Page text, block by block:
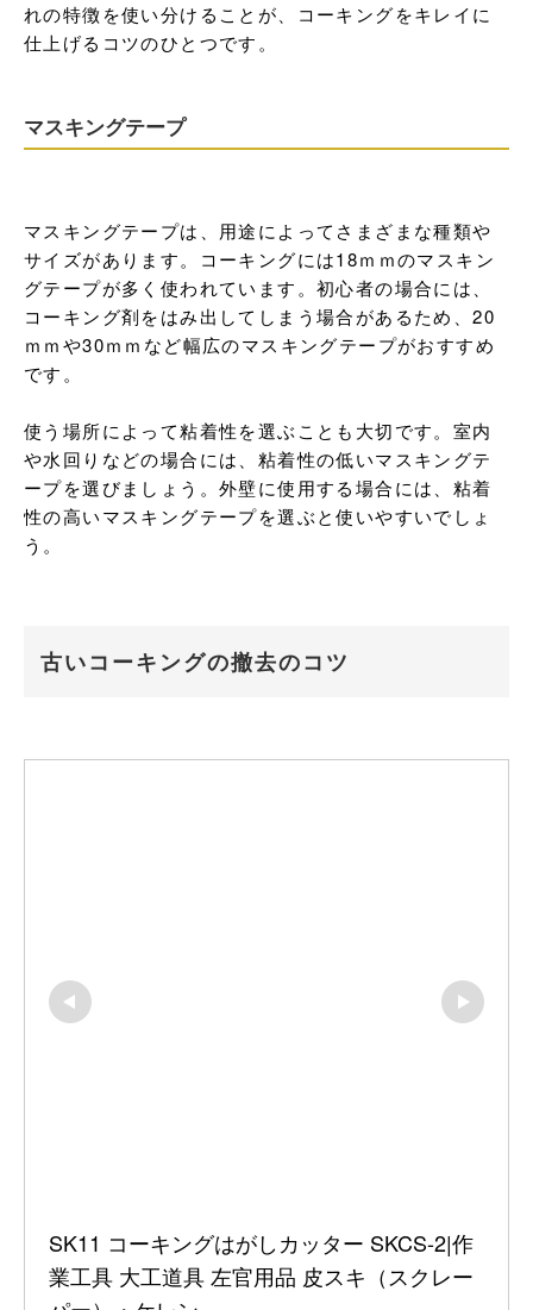
れの特徴を使い分けることが、コーキングをキレイに
仕上げるコツのひとつです。
マスキングテープ
マスキングテープは、用途によってさまざまな種類や
サイズがあります。コーキングには18ｍｍのマスキン
グテープが多く使われています。初心者の場合には、
コーキング剤をはみ出してしまう場合があるため、20
ｍｍや30ｍｍなど幅広のマスキングテープがおすすめ
です。
使う場所によって粘着性を選ぶことも大切です。室内
や水回りなどの場合には、粘着性の低いマスキングテ
ープを選びましょう。外壁に使用する場合には、粘着
性の高いマスキングテープを選ぶと使いやすいでしょ
う。
古いコーキングの撤去のコツ
SK11 コーキングはがしカッター SKCS-2|作
業工具 大工道具 左官用品 皮スキ（スクレー